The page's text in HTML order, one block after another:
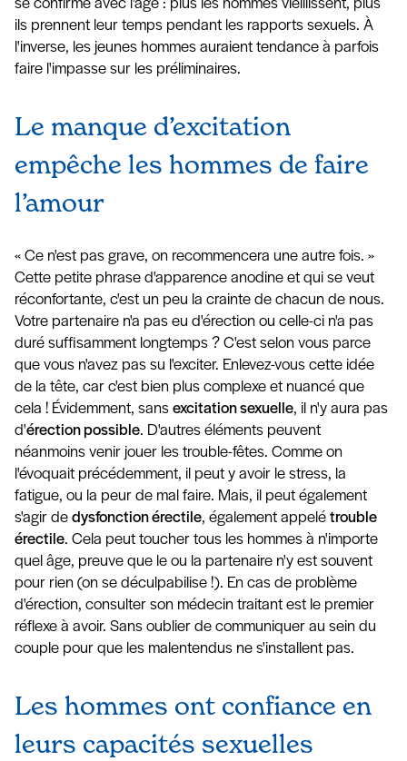
ils prennent leur temps pendant les rapports sexuels. À
l'inverse, les jeunes hommes auraient tendance à parfois
faire l'impasse sur les préliminaires.
Le manque d’excitation
empêche les hommes de faire
l’amour
« Ce n'est pas grave, on recommencera une autre fois. »
Cette petite phrase d'apparence anodine et qui se veut
réconfortante, c'est un peu la crainte de chacun de nous.
Votre partenaire n'a pas eu d'érection ou celle-ci n'a pas
duré suffisamment longtemps ? C'est selon vous parce
que vous n'avez pas su l'exciter. Enlevez-vous cette idée
de la tête, car c'est bien plus complexe et nuancé que
cela ! Évidemment, sansexcitation sexuelle, il n'y aura pas
d'érection possible. D'autres éléments peuvent
néanmoins venir jouer les trouble-fêtes. Comme on
l'évoquait précédemment, il peut y avoir le stress, la
fatigue, ou la peur de mal faire. Mais, il peut également
s'agir dedysfonction érectile, également appelétrouble
érectile. Cela peut toucher tous les hommes à n'importe
quel âge, preuve que le ou la partenaire n'y est souvent
pour rien (on se déculpabilise !). En cas de problème
d'érection, consulter son médecin traitant est le premier
réflexe à avoir. Sans oublier de communiquer au sein du
couple pour que les malentendus ne s'installent pas.
Les hommes ont confiance en
leurs capacités sexuelles